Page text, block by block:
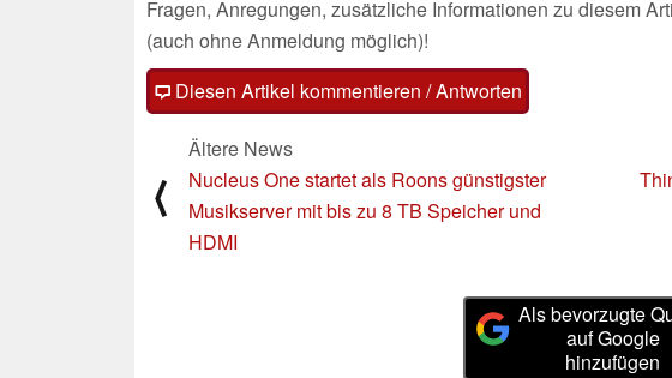
Fragen, Anregungen, zusätzliche Informationen zu diesem
(auch ohne Anmeldung möglich)!
Diesen Artikel kommentieren / Antworten
⟨
Ältere News
Nucleus One startet als Roons günstigster
Musikserver mit bis zu 8 TB Speicher und
HDMI
Als bevorzugte
auf Google
hinzufügen